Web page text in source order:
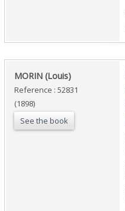
‎MORIN (Louis)‎
Reference : 52831
(1898)
See the book